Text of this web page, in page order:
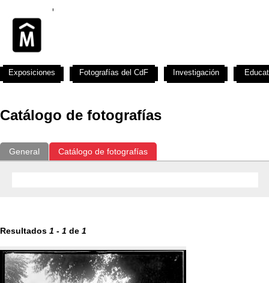
Catálogo de fotografías
General Catálogo de fotografías
Resultados 1 - 1 de 1
Exposiciones Fotografías del CdF Investigación